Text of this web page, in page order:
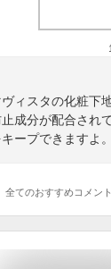
ィスタの化粧下
成分が配合され
ープできますよ。
全てのおすすめコメント